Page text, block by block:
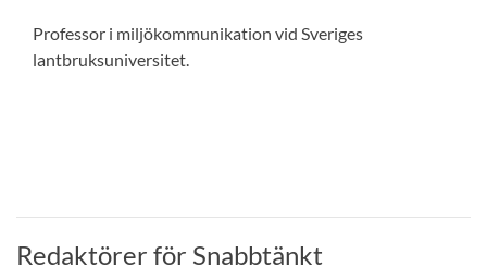
Professor i miljökommunikation vid Sveriges
lantbruksuniversitet.
Redaktörer för Snabbtänkt